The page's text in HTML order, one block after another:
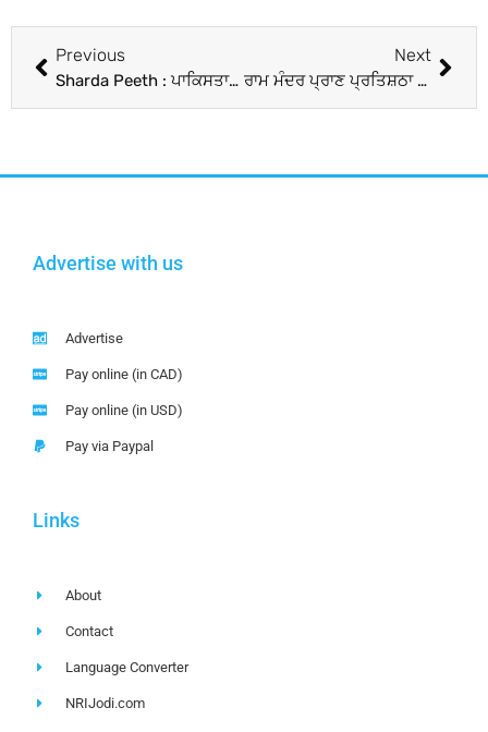
Previous
Sharda Peeth : ਪਾਕਿਸਤਾਨੀ ਫ਼ੌਜ ਨੇ ਮਕਬੂਜ਼ਾ ਕਸ਼ਮੀਰ ‘ਚ ‘ਸ਼ਾਰਦਾ ਪੀਠ’ ‘ਤੇ ਕੀਤਾ ਕਬਜ਼ਾ, ਕਮੇਟੀ ਤੇ ਸਥਾਨਕ ਲੋਕ ਨਾਰਾਜ਼, ਪੀਐੱਮ ਮੋਦੀ ਨੂੰ ਮਦਦ ਦੀ ਅਪੀਲ
Next
ਰਾਮ ਮੰਦਰ ਪ੍ਰਾਣ ਪ੍ਰਤਿਸ਼ਠਾ ਸਮਾਗਮ ਦੇ ਸੱਦੇ ‘ਤੇ ਫਸ ਗਈ ਕਾਂਗਰਸ? ਖੜਗੇ-ਸੋਨੀਆ ਜਾਣਗੇ ਜਾਂ ਨਹੀਂ? ਫੈਸਲੇ ‘ਤੇ ਅੜੀ ਪਾਰਟੀ
Advertise with us
Advertise
Pay online (in CAD)
Pay online (in USD)
Pay via Paypal
Links
About
Contact
Language Converter
NRIJodi.com